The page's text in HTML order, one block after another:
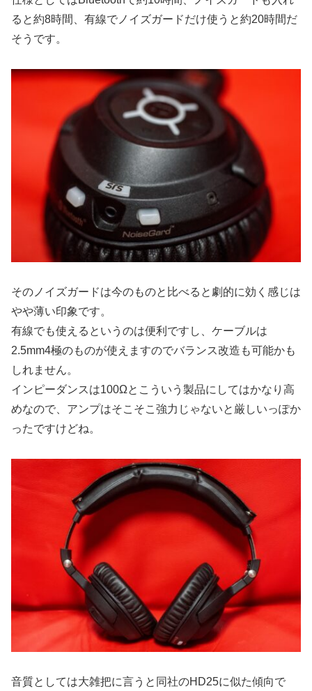
ると約8時間、有線でノイズガードだけ使うと約20時間だ
そうです。
そのノイズガードは今のものと比べると劇的に効く感じは
やや薄い印象です。
有線でも使えるというのは便利ですし、ケーブルは
2.5mm4極のものが使えますのでバランス改造も可能かも
しれません。
インピーダンスは100Ωとこういう製品にしてはかなり高
めなので、アンプはそこそこ強力じゃないと厳しいっぽか
ったですけどね。
音質としては大雑把に言うと同社のHD25に似た傾向で